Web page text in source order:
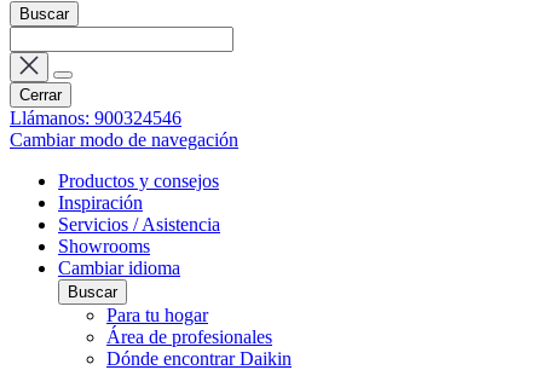
Buscar
Cerrar
Llámanos: 900324546
Cambiar modo de navegación
Productos y consejos
Inspiración
Servicios / Asistencia
Showrooms
Cambiar idioma
Buscar
Para tu hogar
Área de profesionales
Dónde encontrar Daikin